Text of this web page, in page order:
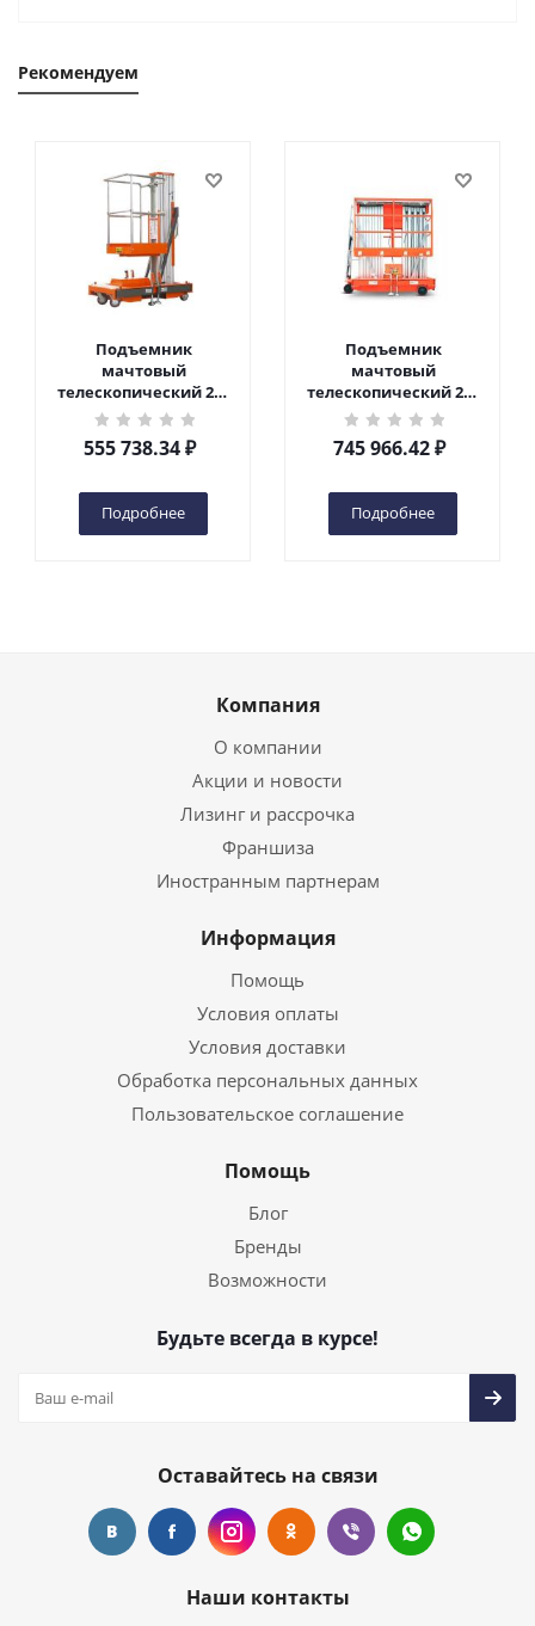
Рекомендуем
Подъемник
мачтовый
телескопический 200
кг 6 м TOR GTWY6-200S
DC 2-мачтовый
(автономный) (G) в
555 738.34₽
Подробнее
Подъемник
мачтовый
телескопический 200
кг 10 м TOR GTWY10-
200S DC 2-мачтовый
(автономный) (N) в
745 966.42₽
Подробнее
Компания
О компании
Акции и новости
Лизинг и рассрочка
Франшиза
Иностранным партнерам
Информация
Помощь
Условия оплаты
Условия доставки
Обработка персональных данных
Пользовательское соглашение
Помощь
Блог
Бренды
Возможности
Будьте всегда в курсе!
Оставайтесь на связи
Наши контакты